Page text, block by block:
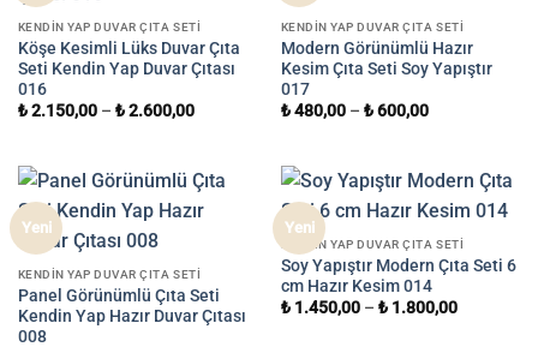
KENDIN YAP DUVAR ÇITA SETI
Köşe Kesimli Lüks Duvar Çıta
Seti Kendin Yap Duvar Çıtası
016
₺2.150,00– ₺2.600,00
KENDIN YAP DUVAR ÇITA SETI
Modern Görünümlü Hazır
Kesim Çıta Seti Soy Yapıştır
017
₺480,00– ₺600,00
Yeni
KENDIN YAP DUVAR ÇITA SETI
Panel Görünümlü Çıta Seti
Kendin Yap Hazır Duvar Çıtası
008
Yeni
KENDIN YAP DUVAR ÇITA SETI
Soy Yapıştır Modern Çıta Seti 6
cm Hazır Kesim 014
₺1.450,00– ₺1.800,00